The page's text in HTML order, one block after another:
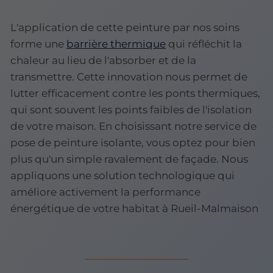
L'application de cette peinture par nos soins
forme une barrière thermique qui réfléchit la
chaleur au lieu de l'absorber et de la
transmettre. Cette innovation nous permet de
lutter efficacement contre les ponts thermiques,
qui sont souvent les points faibles de l'isolation
de votre maison. En choisissant notre service de
pose de peinture isolante, vous optez pour bien
plus qu'un simple ravalement de façade. Nous
appliquons une solution technologique qui
améliore activement la performance
énergétique de votre habitat à Rueil-Malmaison